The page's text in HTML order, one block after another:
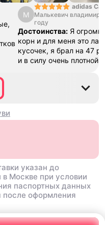
М
adidas
Малькевич владимир
году
Достоинства: Я
корн и для меня это
кусочек, я брал на 47
и в силу очень плотной
все в коробке .Это
замша , это все ,но это
42
указан до
в Москве при условии
паспортных данных
оформления